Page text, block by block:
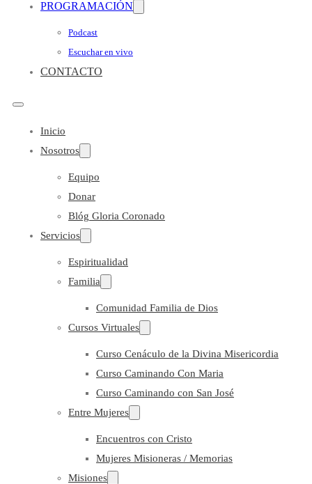
PROGRAMACIÓN
Podcast
Escuchar en vivo
CONTACTO
Inicio
Nosotros
Equipo
Donar
Blóg Gloria Coronado
Servicios
Espiritualidad
Familia
Comunidad Familia de Dios
Cursos Virtuales
Curso Cenáculo de la Divina Misericordia
Curso Caminando Con Maria
Curso Caminando con San José
Entre Mujeres
Encuentros con Cristo
Mujeres Misioneras / Memorias
Misiones